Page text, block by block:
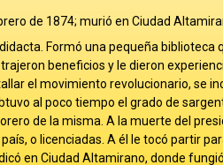
de 1874; murió en Ciudad
Formó una pequeña
beneficios y le dieron
el movimiento revolucionario, se
al poco tiempo el grado de
de la misma. A la muerte del
o licenciadas. A él le tocó partir
en Ciudad Altamirano, donde